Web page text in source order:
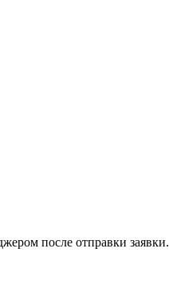
после отправки заявки.